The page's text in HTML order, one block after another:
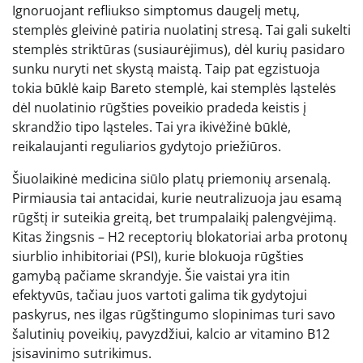
Ignoruojant refliukso simptomus daugelį metų,
stemplės gleivinė patiria nuolatinį stresą. Tai gali sukelti
stemplės striktūras (susiaurėjimus), dėl kurių pasidaro
sunku nuryti net skystą maistą. Taip pat egzistuoja
tokia būklė kaip Bareto stemplė, kai stemplės ląstelės
dėl nuolatinio rūgšties poveikio pradeda keistis į
skrandžio tipo ląsteles. Tai yra ikivėžinė būklė,
reikalaujanti reguliarios gydytojo priežiūros.
Šiuolaikinė medicina siūlo platų priemonių arsenalą.
Pirmiausia tai antacidai, kurie neutralizuoja jau esamą
rūgštį ir suteikia greitą, bet trumpalaikį palengvėjimą.
Kitas žingsnis – H2 receptorių blokatoriai arba protonų
siurblio inhibitoriai (PSI), kurie blokuoja rūgšties
gamybą pačiame skrandyje. Šie vaistai yra itin
efektyvūs, tačiau juos vartoti galima tik gydytojui
paskyrus, nes ilgas rūgštingumo slopinimas turi savo
šalutinių poveikių, pavyzdžiui, kalcio ar vitamino B12
įsisavinimo sutrikimus.